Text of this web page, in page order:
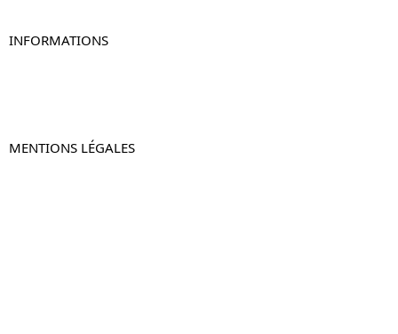
INFORMATIONS
MENTIONS LÉGALES